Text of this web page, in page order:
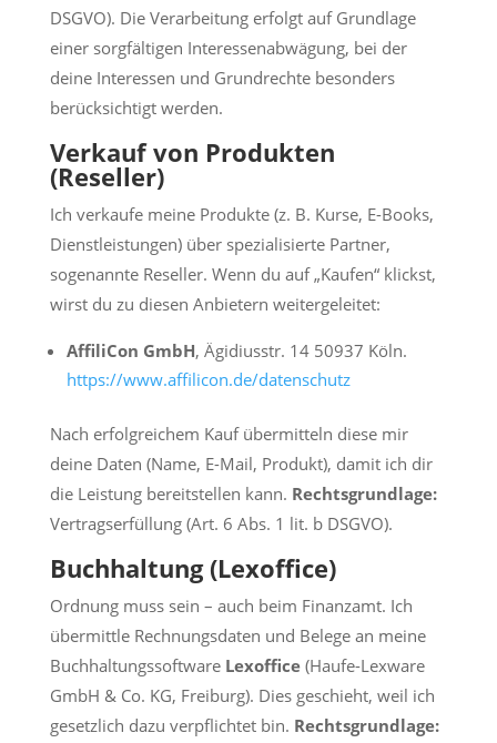
DSGVO). Die Verarbeitung erfolgt auf Grundlage
einer sorgfältigen Interessenabwägung, bei der
deine Interessen und Grundrechte besonders
berücksichtigt werden.
Verkauf von Produkten
(Reseller)
Ich verkaufe meine Produkte (z. B. Kurse, E-Books,
Dienstleistungen) über spezialisierte Partner,
sogenannte Reseller. Wenn du auf „Kaufen“ klickst,
wirst du zu diesen Anbietern weitergeleitet:
AffiliCon GmbH, Ägidiusstr. 14 50937 Köln.
https://www.affilicon.de/datenschutz
Nach erfolgreichem Kauf übermitteln diese mir
deine Daten (Name, E-Mail, Produkt), damit ich dir
die Leistung bereitstellen kann. Rechtsgrundlage:
Vertragserfüllung (Art. 6 Abs. 1 lit. b DSGVO).
Buchhaltung (Lexoffice)
Ordnung muss sein – auch beim Finanzamt. Ich
übermittle Rechnungsdaten und Belege an meine
Buchhaltungssoftware Lexoffice(Haufe-Lexware
GmbH & Co. KG, Freiburg). Dies geschieht, weil ich
gesetzlich dazu verpflichtet bin. Rechtsgrundlage: